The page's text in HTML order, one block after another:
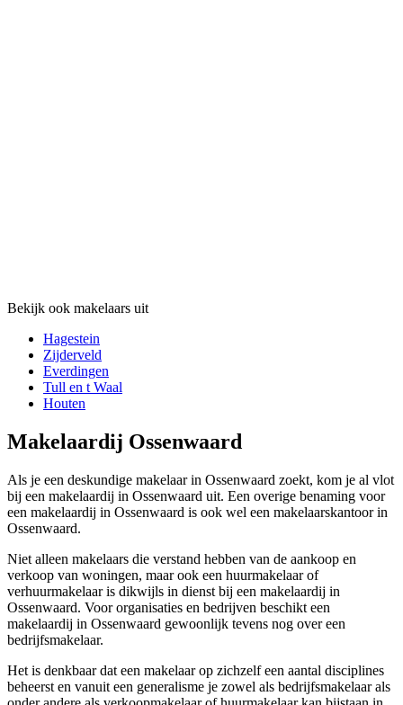
Bekijk ook makelaars uit
Hagestein
Zijderveld
Everdingen
Tull en t Waal
Houten
Makelaardij Ossenwaard
Als je een deskundige makelaar in Ossenwaard zoekt, kom je al vlot
bij een makelaardij in Ossenwaard uit. Een overige benaming voor
een makelaardij in Ossenwaard is ook wel een makelaarskantoor in
Ossenwaard.
Niet alleen makelaars die verstand hebben van de aankoop en
verkoop van woningen, maar ook een huurmakelaar of
verhuurmakelaar is dikwijls in dienst bij een makelaardij in
Ossenwaard. Voor organisaties en bedrijven beschikt een
makelaardij in Ossenwaard gewoonlijk tevens nog over een
bedrijfsmakelaar.
Het is denkbaar dat een makelaar op zichzelf een aantal disciplines
beheerst en vanuit een generalisme je zowel als bedrijfsmakelaar als